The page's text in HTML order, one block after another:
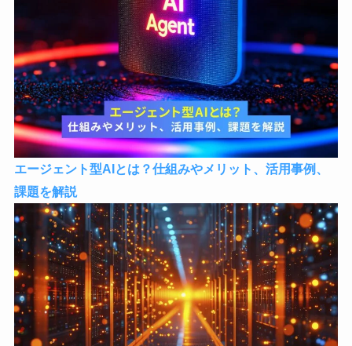
エージェント型AIとは？仕組みやメリット、活用事例、
課題を解説